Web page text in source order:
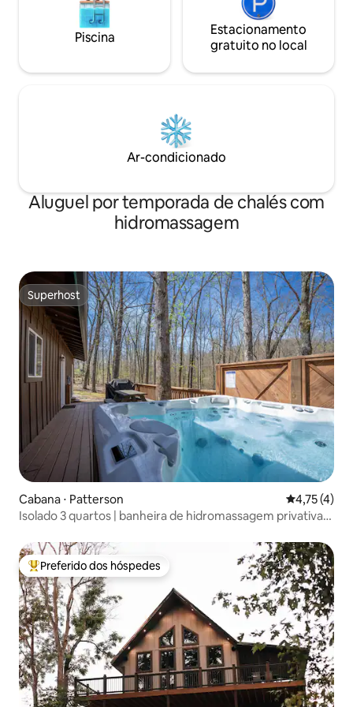
Piscina
Estacionamento
gratuito no local
Ar-condicionado
Aluguel por temporada de chalés com
hidromassagem
Superhost
Superhost
Cabana ⋅ Patterson 4,75 de
4,75 (4)
Isolado 3 quartos | banheira de hidromassagem privativa,
Entre os melhores preferidos dos hóspedes
Preferido dos hóspedes